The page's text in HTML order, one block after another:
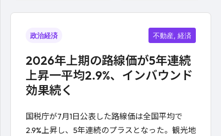
政治経済 不動産, 経済
2026年上期の路線価が5年連続
上昇一平均2.9%、インバウンド
効果続く
国税庁が7月1日公表した路線価は全国平均で
2.9%上昇し、5年連続のプラスとなった。観光地